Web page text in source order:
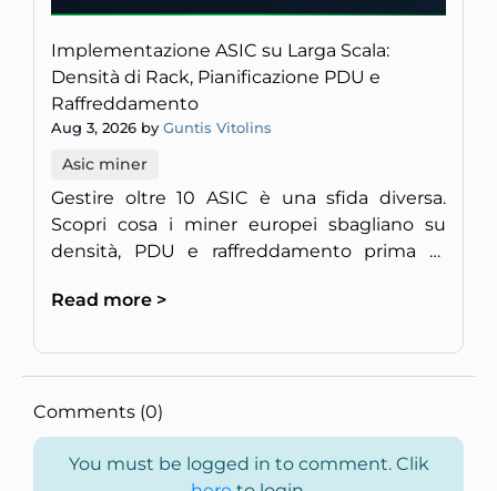
Implementazione ASIC su Larga Scala:
Densità di Rack, Pianificazione PDU e
Raffreddamento
Aug 3, 2026 by Guntis Vitolins
Asic miner
Gestire oltre 10 ASIC è una sfida diversa.
Scopri cosa i miner europei sbagliano su
densità, PDU e raffreddamento prima di
Read more >
Comments (0)
You must be logged in to comment. Clik